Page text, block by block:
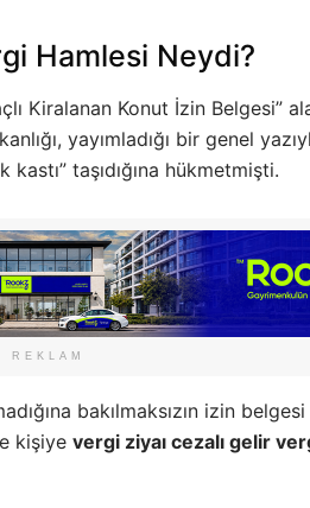
Hamlesi Neydi?
Kiralanan Konut İzin Belgesi”
yayımladığı bir genel
taşıdığına hükmetmişti.
REKLAM
bakılmaksızın izin
kişiye vergi ziyaı cezalı gelir